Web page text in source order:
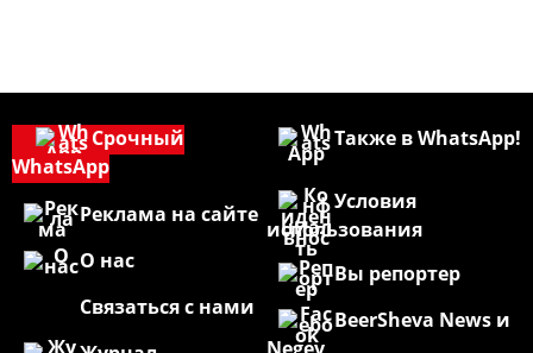
Также в WhatsApp!
Условия
использования
Вы репортер
BeerSheva News и
Срочный
WhatsApp
Реклама на сайте
О нас
Связаться с нами